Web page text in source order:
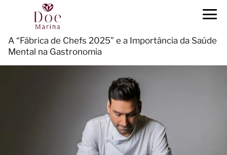
A “Fábrica de Chefs 2025” e a Importância da Saúde
Mental na Gastronomia